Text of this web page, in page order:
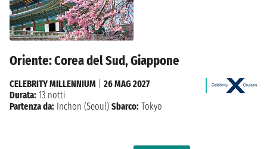
Oriente: Corea del Sud, Giappone
CELEBRITY MILLENNIUM
26 MAG 2027
Durata: 13 notti
Partenza da: Inchon (Seoul) Sbarco: Tokyo